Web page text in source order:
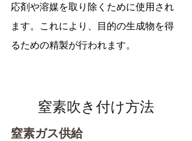
応剤や溶媒を取り除くために使用され
ます。これにより、目的の生成物を得
るための精製が行われます。
窒素吹き付け方法
窒素ガス供給